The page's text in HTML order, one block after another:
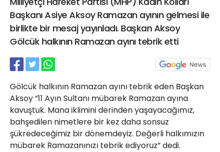
Başkanı Asiye Aksoy Ramazan ayının gelmesi ile
birlikte bir mesaj yayınladı. Başkan Aksoy
Gölcük halkının Ramazan ayını tebrik etti
Gölcük halkının Ramazan ayını tebrik eden Başkan
Aksoy “11 Ayın Sultanı mübarek Ramazan ayına
kavuştuk. Mana iklimini derinden yaşayacağımız,
bahşedilen nimetlere bir kez daha sonsuz
şükredeceğimiz bir dönemdeyiz. Değerli halkımızın
mübarek Ramazanınızı tebrik ediyoruz” dedi.
21 Gölcük
02624132333
haber@golcukpostasi.com